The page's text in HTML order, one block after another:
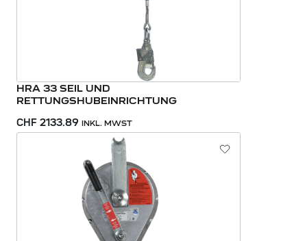
HRA 33 SEIL UND
RETTUNGSHUBEINRICHTUNG
CHF 2133.89 INKL. MWST